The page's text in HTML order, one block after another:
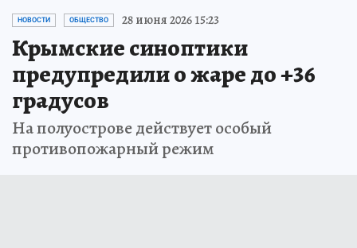
НОВОСТИ ОБЩЕСТВО 28 июня 2026 15:23
Крымские синоптики
предупредили о жаре до +36
градусов
На полуострове действует особый
противопожарный режим